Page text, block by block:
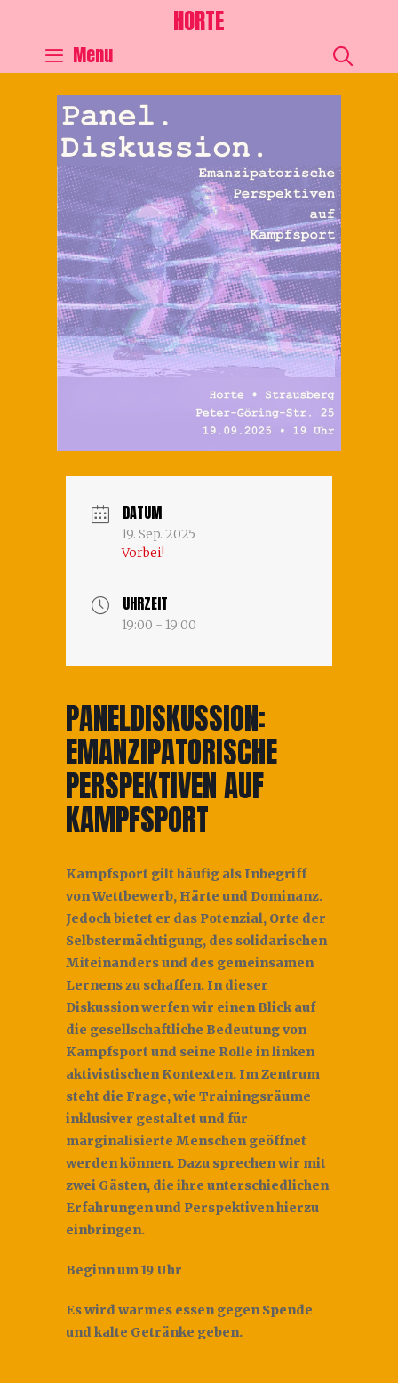
HORTE
Menu
DATUM
19. Sep. 2025
Vorbei!
UHRZEIT
19:00 - 19:00
PANELDISKUSSION:
EMANZIPATORISCHE
PERSPEKTIVEN AUF
KAMPFSPORT
Kampfsport gilt häufig als Inbegriff
von Wettbewerb, Härte und Dominanz.
Jedoch bietet er das Potenzial, Orte der
Selbstermächtigung, des solidarischen
Miteinanders und des gemeinsamen
Lernens zu schaffen. In dieser
Diskussion werfen wir einen Blick auf
die gesellschaftliche Bedeutung von
Kampfsport und seine Rolle in linken
aktivistischen Kontexten. Im Zentrum
steht die Frage, wie Trainingsräume
inklusiver gestaltet und für
marginalisierte Menschen geöffnet
werden können. Dazu sprechen wir mit
zwei Gästen, die ihre unterschiedlichen
Erfahrungen und Perspektiven hierzu
einbringen.
Beginn um 19 Uhr
Es wird warmes essen gegen Spende
und kalte Getränke geben.